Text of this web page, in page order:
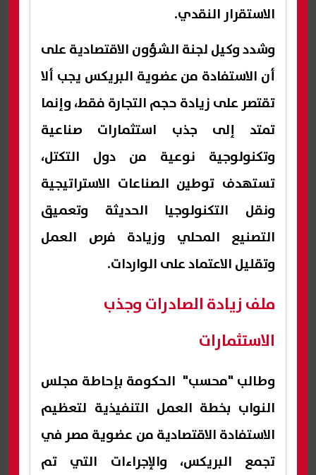
الاستقرار النقدي.
وشدد وكيل لجنة الشؤون الاقتصادية على
أن الاستفادة من عضوية البريكس يجب ألا
تقتصر على زيادة حجم التجارة فقط، وإنما
تمتد إلى جذب استثمارات صناعية
وتكنولوجية نوعية من دول التكتل،
تستهدف توطين الصناعات الاستراتيجية
ونقل التكنولوجيا الحديثة وتعميق
التصنيع المحلي وزيادة فرص العمل
وتقليل الاعتماد على الواردات.
ملف زيادة الصادرات وجذب
الاستثمارات
وطالب "محسب" الحكومة بإحاطة مجلس
النواب بخطة العمل التنفيذية لتعظيم
الاستفادة الاقتصادية من عضوية مصر في
تجمع البريكس، والإجراءات التي تم